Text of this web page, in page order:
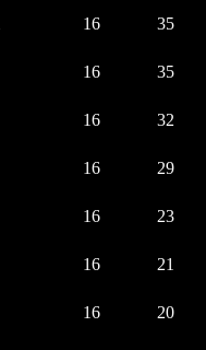
16 35
16 35
16 32
16 29
16 23
16 21
16 20